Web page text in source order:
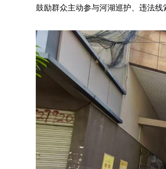
鼓励群众主动参与河湖巡护、违法线